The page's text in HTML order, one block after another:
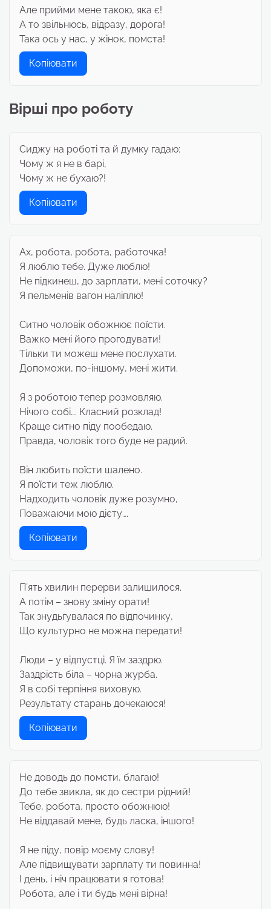
Але прийми мене такою, яка є!
А то звільнюсь, відразу, дорога!
Така ось у нас, у жінок, помста!
Копіювати
Вірші про роботу
Сиджу на роботі та й думку гадаю:
Чому ж я не в барі,
Чому ж не бухаю?!
Копіювати
Ах, робота, робота, работочка!
Я люблю тебе. Дуже люблю!
Не підкинеш, до зарплати, мені соточку?
Я пельменів вагон наліплю!
Ситно чоловік обожнює поїсти.
Важко мені його прогодувати!
Тільки ти можеш мене послухати.
Допоможи, по-іншому, мені жити.
Я з роботою тепер розмовляю.
Нічого собі…. Класний розклад!
Краще ситно піду пообедаю.
Правда, чоловік того буде не радий.
Він любить поїсти шалено.
Я поїсти теж люблю.
Надходить чоловік дуже розумно,
Поважаючи мою дієту….
Копіювати
П’ять хвилин перерви залишилося.
А потім – знову зміну орати!
Так знудьгувалася по відпочинку,
Що культурно не можна передати!
Люди – у відпустці. Я їм заздрю.
Заздрість біла – чорна журба.
Я в собі терпіння виховую.
Результату старань дочекаюся!
Копіювати
Не доводь до помсти, благаю!
До тебе звикла, як до сестри рідний!
Тебе, робота, просто обожнюю!
Не віддавай мене, будь ласка, іншого!
Я не піду, повір моєму слову!
Але підвищувати зарплату ти повинна!
І день, і ніч працювати я готова!
Робота, але і ти будь мені вірна!